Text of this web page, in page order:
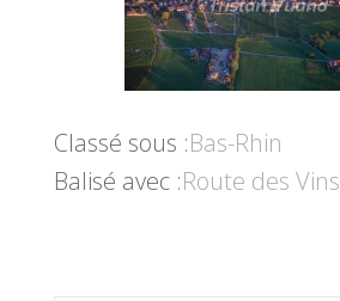
Classé sous :Bas-Rhin
Balisé avec :Route des Vins